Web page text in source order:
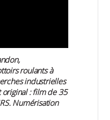
roulants à
industrielles
: film de 35
Numérisation